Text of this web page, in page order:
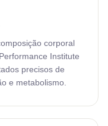
corporal
Institute
precisos de
e metabolismo.